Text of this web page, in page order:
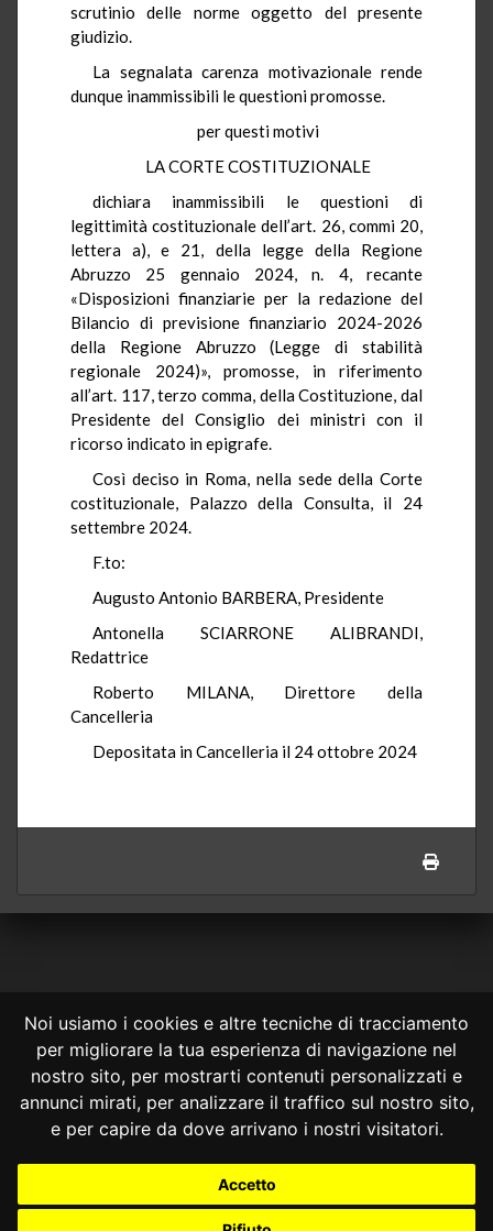
Noi usiamo i cookies e altre tecniche di tracciamento
per migliorare la tua esperienza di navigazione nel
nostro sito, per mostrarti contenuti personalizzati e
annunci mirati, per analizzare il traffico sul nostro sito,
e per capire da dove arrivano i nostri visitatori.
Accetto
scrutinio delle norme oggetto del presente
giudizio.
La segnalata carenza motivazionale rende
dunque inammissibili le questioni promosse.
per questi motivi
LA CORTE COSTITUZIONALE
dichiara inammissibili le questioni di
legittimità costituzionale dell’art. 26, commi 20,
lettera a), e 21, della legge della Regione
Abruzzo 25 gennaio 2024, n. 4, recante
«Disposizioni finanziarie per la redazione del
Bilancio di previsione finanziario 2024-2026
della Regione Abruzzo (Legge di stabilità
regionale 2024)», promosse, in riferimento
all’art. 117, terzo comma, della Costituzione, dal
Presidente del Consiglio dei ministri con il
ricorso indicato in epigrafe.
Così deciso in Roma, nella sede della Corte
costituzionale, Palazzo della Consulta, il 24
settembre 2024.
F.to:
Augusto Antonio BARBERA, Presidente
Antonella SCIARRONE ALIBRANDI,
Redattrice
Roberto MILANA, Direttore della
Cancelleria
Depositata in Cancelleria il 24 ottobre 2024
CONSULTA ONLINE DAL 1995 -NOTE LEGALI
Consulta OnLine non ha prodotto e non è responsabile per i contenuti e
le informazioni legali di siti collegati.
costituisce una relazione di consulenza legale.
Nessuno deve confidare o agire in base alle informazioni disponibili in